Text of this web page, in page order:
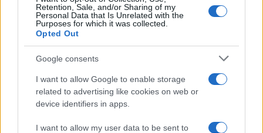
Retention, Sale, and/or Sharing of my
Personal Data that Is Unrelated with the
Purposes for which it was collected.
Opted Out
Google consents
I want to allow Google to enable storage
related to advertising like cookies on web or
device identifiers in apps.
I want to allow my user data to be sent to